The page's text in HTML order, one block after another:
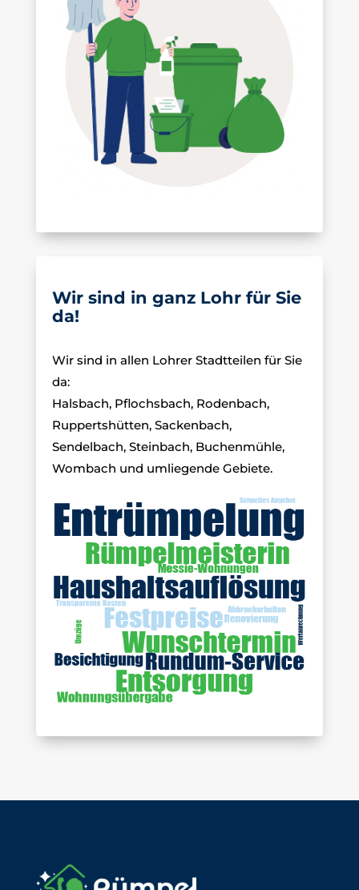
Wir sind in ganz Lohr für Sie
da!
Wir sind in allen Lohrer Stadtteilen für Sie
da:
Halsbach, Pflochsbach, Rodenbach,
Ruppertshütten, Sackenbach,
Sendelbach, Steinbach, Buchenmühle,
Wombach und umliegende Gebiete.